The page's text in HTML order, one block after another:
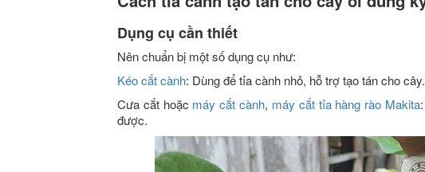
Dụng cụ cần thiết
Nên chuẩn bị một số dụng cụ như:
Kéo cắt cành: Dùng để tỉa cành nhỏ, hỗ trợ tạo tán cho cây.
Cưa cắt hoặc máy cắt cành, máy cắt tỉa hàng rào Makita
được.